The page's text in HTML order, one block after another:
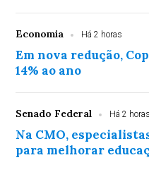
Economia Há 2 horas
Em nova redução,
14% ao ano
Senado Federal Há 2 horas
Na CMO,
para melhorar